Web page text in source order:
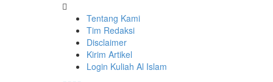
Tentang Kami
Tim Redaksi
Disclaimer
Kirim Artikel
Login Kuliah Al Islam